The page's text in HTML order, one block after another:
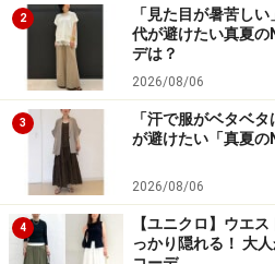
ンに仕上げてくれるなど、ま
ツです。
生地には縦にも横にも伸びる
時間はいていても楽ちんでスト
シワになりにくいイージーケ
て、扱いやすいのも◎です。
2
「見た目が暑苦し
代が避けたい真夏の
デは？
2026/08/06
3
「汗で服がベタベ
が避けたい「真夏の
2026/08/06
4
【ユニクロ】ウエ
っかり隠れる！ 大